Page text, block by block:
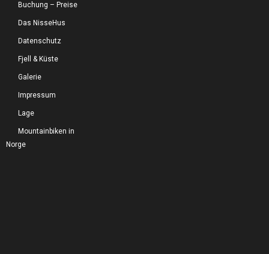
Buchung – Preise
Das NisseHus
Datenschutz
Fjell & Küste
Galerie
Impressum
Lage
Mountainbiken in
Norge